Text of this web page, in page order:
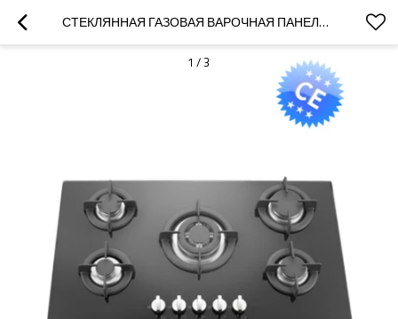
СТЕКЛЯННАЯ ГАЗОВАЯ ВАРОЧНАЯ ПАНЕЛЬ С 5 КОНФОРКАМИ MGBG-875 | 870 ММ
1 /3